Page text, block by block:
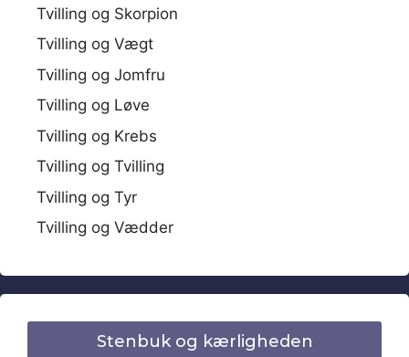
Tvilling og Skorpion
Tvilling og Vægt
Tvilling og Jomfru
Tvilling og Løve
Tvilling og Krebs
Tvilling og Tvilling
Tvilling og Tyr
Tvilling og Vædder
Stenbuk og kærligheden